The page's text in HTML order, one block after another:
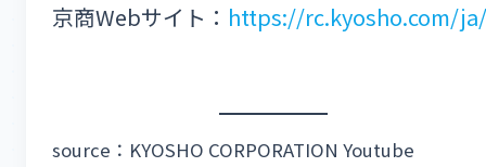
京商Webサイト： https://rc.kyosho.com/ja/
source：KYOSHO CORPORATION Youtube